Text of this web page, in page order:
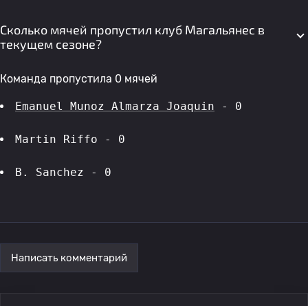
Сколько мячей пропустил клуб Магальянес в
текущем сезоне?
Команда пропустила 0 мячей
Emanuel Munoz Almarza Joaquin - 0
Martin Riffo - 0
B. Sanchez - 0
Написать комментарий